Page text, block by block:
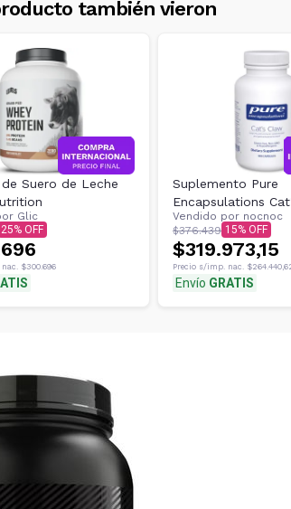
también vieron
Suero de Leche
Glic
25
$300.696
Suplemento Pure
Encapsulations
cápsulas
Vendido por nocnoc
$376.439 15
$319.973,15
Precio s/imp. nac.
Envío GRATIS